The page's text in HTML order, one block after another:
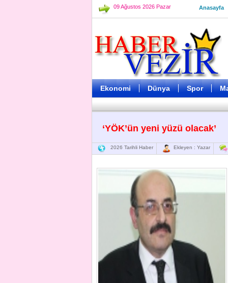
09 Ağustos 2026 Pazar Anasayfa
Ekonomi Dünya Spor
‘YÖK’ün yeni yüzü olacak’
2026 Tarihli Haber Ekleyen : Yazar